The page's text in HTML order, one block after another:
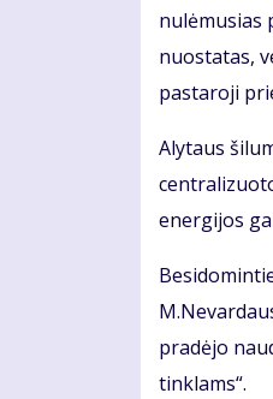
nulėmusias
nuostatas,
pastaroji
Alytaus
energijos
pradėjo
tinklams“.